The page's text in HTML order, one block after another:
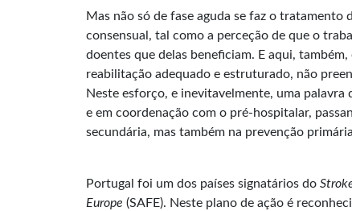
Mas não só de fase aguda se faz o
consensual, tal como a perceção de que o
doentes que delas beneficiam. E aqui,
reabilitação adequado e estruturado, não
Neste esforço, e inevitavelmente, uma
e em coordenação com o pré-hospitalar,
secundária, mas também na prevenção
Portugal foi um dos países signatários do
Europe (SAFE). Neste plano de ação é